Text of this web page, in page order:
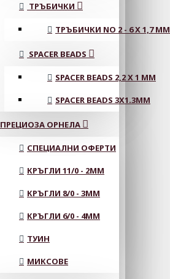
ТРЪБИЧКИ
ТРЪБИЧКИ NO 2 - 6 X 1,7 MM
SPACER BEADS
SPACER BEADS 2,2 X 1 MM
SPACER BEADS 3X1.3MM
ПРЕЦИОЗА ОРНЕЛА
СПЕЦИАЛНИ ОФЕРТИ
КРЪГЛИ 11/0 - 2MM
КРЪГЛИ 8/0 - 3MM
КРЪГЛИ 6/0 - 4MM
ТУИН
МИКСОВЕ